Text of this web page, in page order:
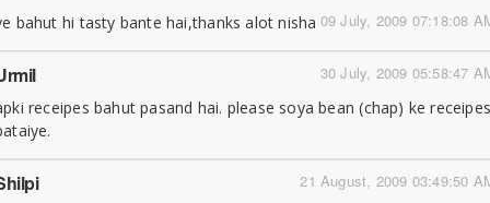
09 July, 2009 07:18:08
bahut hi tasty bante hai,thanks alot nisha
30 July, 2009 05:58:47
receipes bahut pasand hai. please soya bean (chap) ke
21 August, 2009 03:49:50